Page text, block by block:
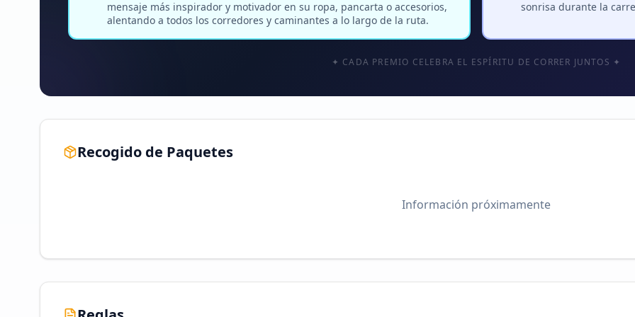
mensaje más inspirador y motivador en su ropa, pancarta o accesorios,
alentando a todos los corredores y caminantes a lo largo de la ruta.
sonrisa durante la
✦ CADA PREMIO CELEBRA EL ESPÍRITU DE CORRER JUNTOS ✦
Recogido de Paquetes
Información próximamente